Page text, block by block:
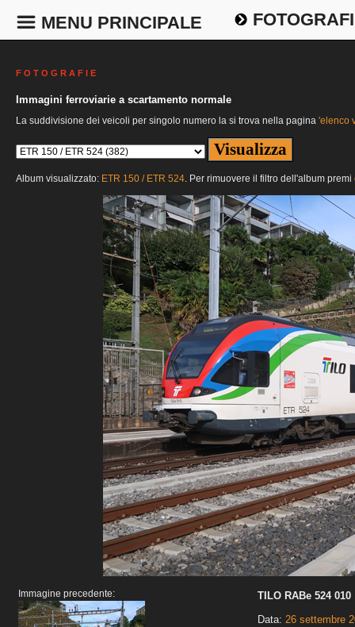
MENU PRINCIPALE
F O T O G R A F I E
Immagini ferroviarie a scartamento normale
La suddivisione dei veicoli per singolo numero la si trova nella pagina 'elenco
Album visualizzato: ETR 150 / ETR 524. Per rimuovere il filtro dell'album premi
Immagine precedente:
TILO RABe 524 010
Data: 26 settembre